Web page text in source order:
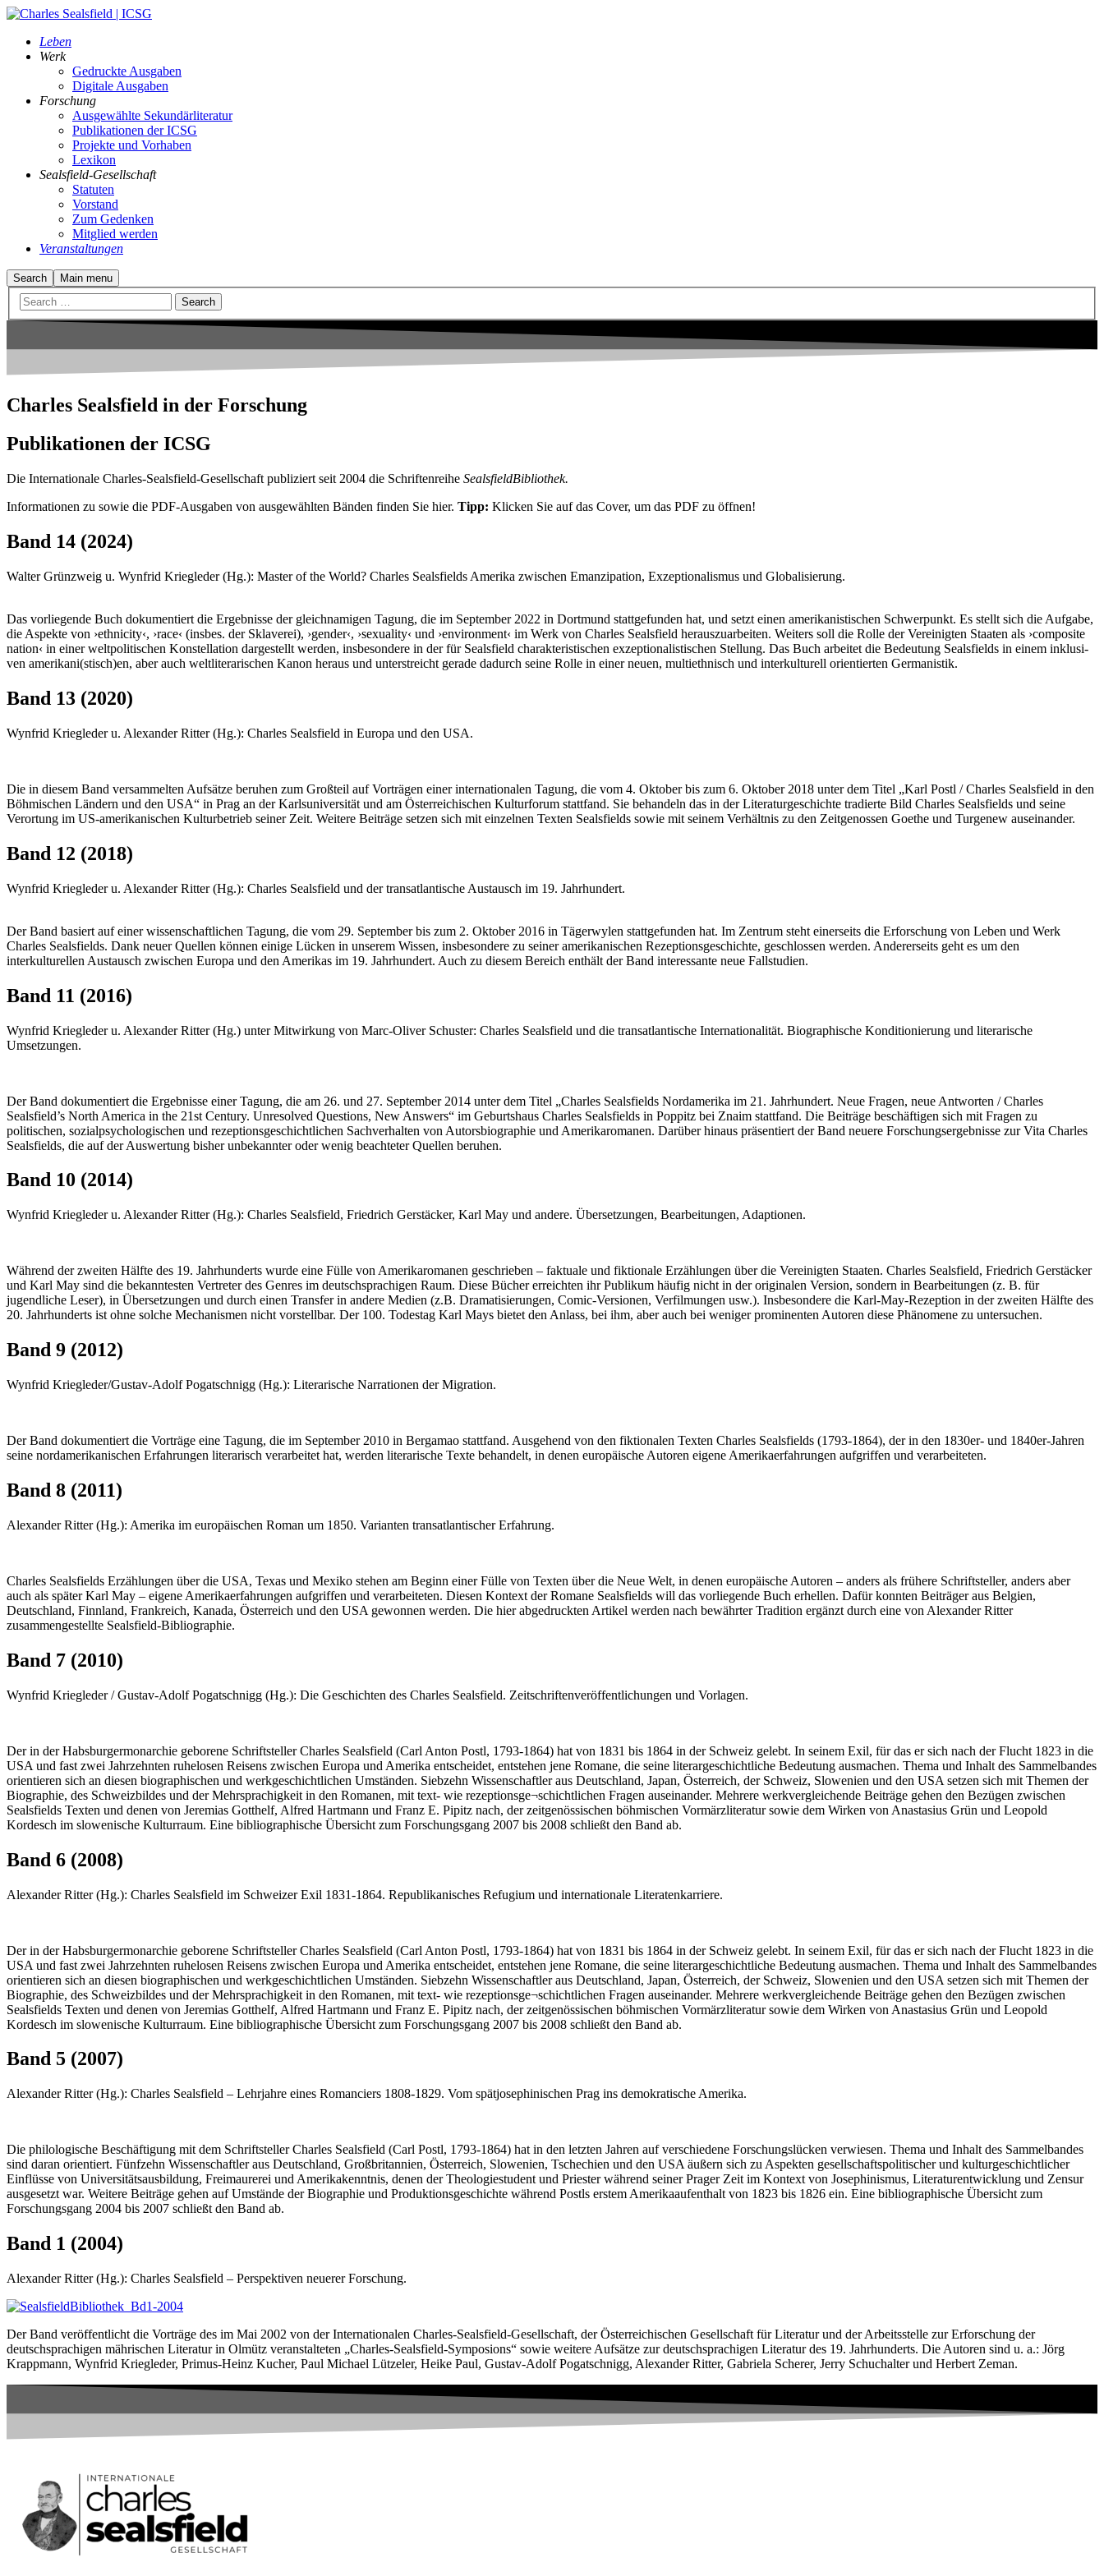
Leben
Werk
Gedruckte Ausgaben
Digitale Ausgaben
Forschung
Ausgewählte Sekundärliteratur
Publikationen der ICSG
Projekte und Vorhaben
Lexikon
Sealsfield-Gesellschaft
Statuten
Vorstand
Zum Gedenken
Mitglied werden
Veranstaltungen
Search Main menu
Charles Sealsfield in der Forschung
Publikationen der ICSG
Die Internationale Charles-Sealsfield-Gesellschaft publiziert seit 2004 die Schriftenreihe SealsfieldBibliothek.
Informationen zu sowie die PDF-Ausgaben von ausgewählten Bänden finden Sie hier. Tipp: Klicken Sie auf das Cover, um das PDF zu öffnen!
Band 14 (2024)
Walter Grünzweig u. Wynfrid Kriegleder (Hg.): Master of the World? Charles Sealsfields Amerika zwischen Emanzipation, Exzeptionalismus und Globalisierung.
Das vorliegende Buch dokumentiert die Ergebnisse der gleichnamigen Tagung, die im September 2022 in Dortmund stattgefunden hat, und setzt einen amerikanistischen Schwerpunkt. Es stellt sich die Aufgabe,
die Aspekte von ›ethnicity‹, ›race‹ (insbes. der Sklaverei), ›gender‹, ›sexuality‹ und ›environment‹ im Werk von Charles Sealsfield herauszuarbeiten. Weiters soll die Rolle der Vereinigten Staaten als ›composite
nation‹ in einer weltpoliti­schen Konstellation dargestellt werden, insbesondere in der für Sealsfield charakteristischen exzeptionalistischen Stellung. Das Buch arbeitet die Bedeutung Sealsfields in einem inklusi­
ven amerikani(stisch)en, aber auch weltliterarischen Kanon heraus und unterstreicht gerade da­durch seine Rolle in einer neuen, multiethnisch und interkulturell orientierten Germanistik.
Band 13 (2020)
Wynfrid Kriegleder u. Alexander Ritter (Hg.): Charles Sealsfield in Europa und den USA.
Die in diesem Band versammelten Aufsätze beruhen zum Großteil auf Vorträgen einer internationalen Tagung, die vom 4. Oktober bis zum 6. Oktober 2018 unter dem Titel „Karl Postl / Charles Sealsfield in den
Böhmischen Ländern und den USA“ in Prag an der Karlsuniversität und am Österreichischen Kulturforum stattfand. Sie behandeln das in der Literaturgeschichte tradierte Bild Charles Sealsfields und seine
Verortung im US-amerikanischen Kulturbetrieb seiner Zeit. Weitere Beiträge setzen sich mit einzelnen Texten Sealsfields sowie mit seinem Verhältnis zu den Zeitgenossen Goethe und Turgenew auseinander.
Band 12 (2018)
Wynfrid Kriegleder u. Alexander Ritter (Hg.): Charles Sealsfield und der transatlantische Austausch im 19. Jahrhundert.
Der Band basiert auf einer wissenschaftlichen Tagung, die vom 29. September bis zum 2. Oktober 2016 in Tägerwylen stattgefunden hat. Im Zentrum steht einerseits die Erforschung von Leben und Werk
Charles Sealsfields. Dank neuer Quellen können einige Lücken in unserem Wissen, insbesondere zu seiner amerikanischen Rezeptionsgeschichte, geschlossen werden. Andererseits geht es um den
interkulturellen Austausch zwischen Europa und den Amerikas im 19. Jahrhundert. Auch zu diesem Bereich enthält der Band interessante neue Fallstudien.
Band 11 (2016)
Wynfrid Kriegleder u. Alexander Ritter (Hg.) unter Mitwirkung von Marc-Oliver Schuster: Charles Sealsfield und die transatlantische Internationalität. Biographische Konditionierung und literarische
Umsetzungen.
Der Band dokumentiert die Ergebnisse einer Tagung, die am 26. und 27. September 2014 unter dem Titel „Charles Sealsfields Nordamerika im 21. Jahrhundert. Neue Fragen, neue Antworten / Charles
Sealsfield’s North America in the 21st Century. Unresolved Questions, New Answers“ im Geburtshaus Charles Sealsfields in Poppitz bei Znaim stattfand. Die Beiträge beschäftigen sich mit Fragen zu
politischen, sozialpsychologischen und rezeptionsgeschichtlichen Sachverhalten von Autorsbiographie und Amerikaromanen. Darüber hinaus präsentiert der Band neuere Forschungsergebnisse zur Vita Charles
Sealsfields, die auf der Auswertung bisher unbekannter oder wenig beachteter Quellen beruhen.
Band 10 (2014)
Wynfrid Kriegleder u. Alexander Ritter (Hg.): Charles Sealsfield, Friedrich Gerstäcker, Karl May und andere. Übersetzungen, Bearbeitungen, Adaptionen.
Während der zweiten Hälfte des 19. Jahrhunderts wurde eine Fülle von Amerikaromanen geschrieben – faktuale und fiktionale Erzählungen über die Vereinigten Staaten. Charles Sealsfield, Friedrich Gerstäcker
und Karl May sind die bekanntesten Vertreter des Genres im deutschsprachigen Raum. Diese Bücher erreichten ihr Publikum häufig nicht in der originalen Version, sondern in Bearbeitungen (z. B. für
jugendliche Leser), in Übersetzungen und durch einen Transfer in andere Medien (z.B. Dramatisierungen, Comic-Versionen, Verfilmungen usw.). Insbesondere die Karl-May-Rezeption in der zweiten Hälfte des
20. Jahrhunderts ist ohne solche Mechanismen nicht vorstellbar. Der 100. Todestag Karl Mays bietet den Anlass, bei ihm, aber auch bei weniger prominenten Autoren diese Phänomene zu untersuchen.
Band 9 (2012)
Wynfrid Kriegleder/Gustav-Adolf Pogatschnigg (Hg.): Literarische Narrationen der Migration.
Der Band dokumentiert die Vorträge eine Tagung, die im September 2010 in Bergamao stattfand. Ausgehend von den fiktionalen Texten Charles Sealsfields (1793-1864), der in den 1830er- und 1840er-Jahren
seine nordamerikanischen Erfahrungen literarisch verarbeitet hat, werden literarische Texte behandelt, in denen europäische Autoren eigene Amerikaerfahrungen aufgriffen und verarbeiteten.
Band 8 (2011)
Alexander Ritter (Hg.): Amerika im europäischen Roman um 1850. Varianten transatlantischer Erfahrung.
Charles Sealsfields Erzählungen über die USA, Texas und Mexiko stehen am Beginn einer Fülle von Texten über die Neue Welt, in denen europäische Autoren – anders als frühere Schriftsteller, anders aber
auch als später Karl May – eigene Amerikaerfahrungen aufgriffen und verarbeiteten. Diesen Kontext der Romane Sealsfields will das vorliegende Buch erhellen. Dafür konnten Beiträger aus Belgien,
Deutschland, Finnland, Frankreich, Kanada, Österreich und den USA gewonnen werden. Die hier abgedruckten Artikel werden nach bewährter Tradition ergänzt durch eine von Alexander Ritter
zusammengestellte Sealsfield-Bibliographie.
Band 7 (2010)
Wynfrid Kriegleder / Gustav-Adolf Pogatschnigg (Hg.): Die Geschichten des Charles Sealsfield. Zeitschriftenveröffentlichungen und Vorlagen.
Der in der Habsburgermonarchie geborene Schriftsteller Charles Sealsfield (Carl Anton Postl, 1793-1864) hat von 1831 bis 1864 in der Schweiz gelebt. In seinem Exil, für das er sich nach der Flucht 1823 in die
USA und fast zwei Jahrzehnten ruhelosen Reisens zwischen Europa und Amerika entscheidet, entstehen jene Romane, die seine literargeschichtliche Bedeutung ausmachen. Thema und Inhalt des Sammelbandes
orientieren sich an diesen biographischen und werkgeschichtlichen Umständen. Siebzehn Wissenschaftler aus Deutschland, Japan, Österreich, der Schweiz, Slowenien und den USA setzen sich mit Themen der
Biographie, des Schweizbildes und der Mehrsprachigkeit in den Romanen, mit text- wie rezeptionsge¬schichtlichen Fragen auseinander. Mehrere werkvergleichende Beiträge gehen den Bezügen zwischen
Sealsfields Texten und denen von Jeremias Gotthelf, Alfred Hartmann und Franz E. Pipitz nach, der zeitgenössischen böhmischen Vormärzliteratur sowie dem Wirken von Anastasius Grün und Leopold
Kordesch im slowenische Kulturraum. Eine bibliographische Übersicht zum Forschungsgang 2007 bis 2008 schließt den Band ab.
Band 6 (2008)
Alexander Ritter (Hg.): Charles Sealsfield im Schweizer Exil 1831-1864. Republikanisches Refugium und internationale Literatenkarriere.
Der in der Habsburgermonarchie geborene Schriftsteller Charles Sealsfield (Carl Anton Postl, 1793-1864) hat von 1831 bis 1864 in der Schweiz gelebt. In seinem Exil, für das er sich nach der Flucht 1823 in die
USA und fast zwei Jahrzehnten ruhelosen Reisens zwischen Europa und Amerika entscheidet, entstehen jene Romane, die seine literargeschichtliche Bedeutung ausmachen. Thema und Inhalt des Sammelbandes
orientieren sich an diesen biographischen und werkgeschichtlichen Umständen. Siebzehn Wissenschaftler aus Deutschland, Japan, Österreich, der Schweiz, Slowenien und den USA setzen sich mit Themen der
Biographie, des Schweizbildes und der Mehrsprachigkeit in den Romanen, mit text- wie rezeptionsge¬schichtlichen Fragen auseinander. Mehrere werkvergleichende Beiträge gehen den Bezügen zwischen
Sealsfields Texten und denen von Jeremias Gotthelf, Alfred Hartmann und Franz E. Pipitz nach, der zeitgenössischen böhmischen Vormärzliteratur sowie dem Wirken von Anastasius Grün und Leopold
Kordesch im slowenische Kulturraum. Eine bibliographische Übersicht zum Forschungsgang 2007 bis 2008 schließt den Band ab.
Band 5 (2007)
Alexander Ritter (Hg.): Charles Sealsfield – Lehrjahre eines Romanciers 1808-1829. Vom spätjosephinischen Prag ins demokratische Amerika.
Die philologische Beschäftigung mit dem Schriftsteller Charles Sealsfield (Carl Postl, 1793-1864) hat in den letzten Jahren auf verschiedene Forschungslücken verwiesen. Thema und Inhalt des Sammelbandes
sind daran orientiert. Fünfzehn Wissenschaftler aus Deutschland, Großbritannien, Österreich, Slowenien, Tschechien und den USA äußern sich zu Aspekten gesellschaftspolitischer und kulturgeschichtlicher
Einflüsse von Universitätsausbildung, Freimaurerei und Amerikakenntnis, denen der Theologiestudent und Priester während seiner Prager Zeit im Kontext von Josephinismus, Literaturentwicklung und Zensur
ausgesetzt war. Weitere Beiträge gehen auf Umstände der Biographie und Produktionsgeschichte während Postls erstem Amerikaaufenthalt von 1823 bis 1826 ein. Eine bibliographische Übersicht zum
Forschungsgang 2004 bis 2007 schließt den Band ab.
Band 1 (2004)
Alexander Ritter (Hg.): Charles Sealsfield – Perspektiven neuerer Forschung.
Der Band veröffentlicht die Vorträge des im Mai 2002 von der Internationalen Charles-Sealsfield-Gesellschaft, der Österreichischen Gesellschaft für Literatur und der Arbeitsstelle zur Erforschung der
deutschsprachigen mährischen Literatur in Olmütz veranstalteten „Charles-Sealsfield-Symposions“ sowie weitere Aufsätze zur deutschsprachigen Literatur des 19. Jahrhunderts. Die Autoren sind u. a.: Jörg
Krappmann, Wynfrid Kriegleder, Primus-Heinz Kucher, Paul Michael Lützeler, Heike Paul, Gustav-Adolf Pogatschnigg, Alexander Ritter, Gabriela Scherer, Jerry Schuchalter und Herbert Zeman.